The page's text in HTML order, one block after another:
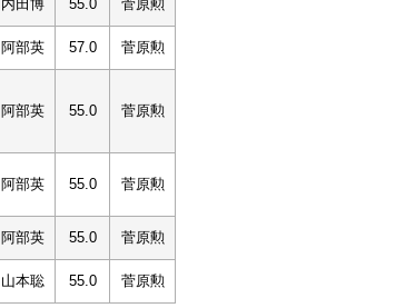
内田博 55.0 菅原勲
阿部英 57.0 菅原勲
阿部英 55.0 菅原勲
阿部英 55.0 菅原勲
阿部英 55.0 菅原勲
山本聡 55.0 菅原勲